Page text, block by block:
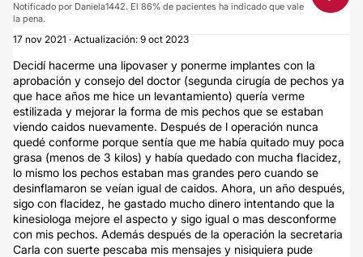
Notificado por Daniela1442. El 86% de pacientes ha indicado que vale
la pena.
17 nov 2021 · Actualización: 9 oct 2023
Decidí hacerme una lipovaser y ponerme implantes con la
aprobación y consejo del doctor (segunda cirugía de pechos ya
que hace años me hice un levantamiento) quería verme
estilizada y mejorar la forma de mis pechos que se estaban
viendo caidos nuevamente. Después de l operación nunca
quedé conforme porque sentía que me había quitado muy poca
grasa (menos de 3 kilos) y había quedado con mucha flacidez,
lo mismo los pechos estaban mas grandes pero cuando se
desinflamaron se veían igual de caidos. Ahora, un año después,
sigo con flacidez, he gastado mucho dinero intentando que la
kinesiologa mejore el aspecto y sigo igual o mas desconforme
con mis pechos. Además después de la operación la secretaria
Carla con suerte pescaba mis mensajes y nisiquiera pude